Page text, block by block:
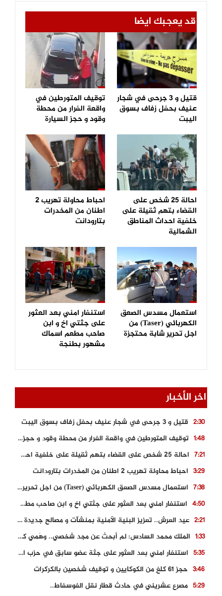
قد يعجبك ايضا
قتيل و 3 جرحى في شجار
عنيف بحفل زفاف بسوق
اليبت
توقيف المتورطين في
واقعة الفرار من محطة
وقود و حجز السيارة
احالة 25 شخص على
القضاء بتهم ثقيلة على
خلفية احداث المناطق
الشمالية
احباط محاولة تهريب 2
اطنان من المخدرات
بتارودانت
استعمال مسدس الصعق
الكهربائي (Taser) من
اجل تحرير شابة محتجزة
استنفار امني بعد العثور
على جثتي اخ و ابن
صاحب مطعم اسماك
مشهور بطنجة
اخر الأخبار
2:30 قتيل و 3 جرحى في شجار عنيف بحفل زفاف بسوق اليبت
1:48
توقيف المتورطين في واقعة الفرار من محطة وقود و حجز السيارة
7:21
احالة 25 شخص على القضاء بتهم ثقيلة على خلفية احداث المناطق الشمالية
3:29 احباط محاولة تهريب 2 اطنان من المخدرات بتارودانت
7:38
استعمال مسدس الصعق الكهربائي (Taser) من اجل تحرير شابة محتجزة
4:50
استنفار امني بعد العثور على جثتي اخ و ابن صاحب مطعم اسماك مشهور بطنجة
2:21
عيد العرش.. تعزيز البنية الأمنية بمنشآت و مصالح جديدة بكل من الحسيمة – فاس و الناظور
1:33
الملك محمد السادس: لم أبحث عن مجد شخصي.. وهَمي كرامة المغاربة
5:35
استنفار امني بعد العثور على جثة عضو سابق في حزب المصباح بالقنيطرة..
3:46 حجز 61 كلغ من الكوكايين و توقيف شخصين بالكركرات
5:29 مصرع عشريني في حادث قطار نقل الفوسفاط..